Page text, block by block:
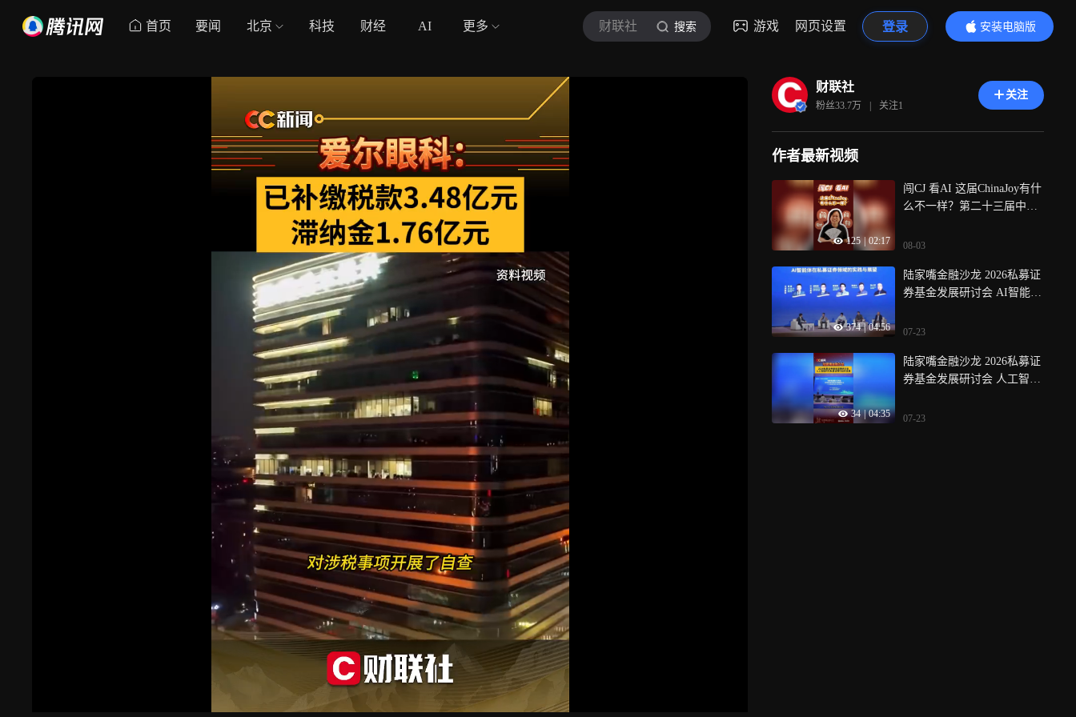
首页 要闻 北京 科技 财经 AI 更多 财联社 搜索 游戏 网页设置 登录
安装电脑版
内容更精彩
财联社
粉丝33.7万 | 关注1
关注
作者最新视频
125 02:17
闯CJ 看AI 这届ChinaJoy有什
么不一样？第二十三届中国
31日至8月3日在上海新国际
“与AI同游”，闯闯实探China
Joy，从产品到硬件，一起来
08-03
374 | 04:56
陆家嘴金融沙龙 2026私募证
券基金发展研讨会 AI智能体
07-23
34 | 04:35
陆家嘴金融沙龙 2026私募证
券基金发展研讨会 人工智能
07-23